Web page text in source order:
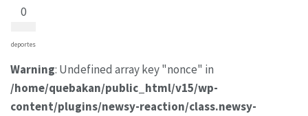
0
deportes
Warning: Undefined array key "nonce" in
/home/quebakan/public_html/v15/wp-
content/plugins/newsy-reaction/class.newsy-